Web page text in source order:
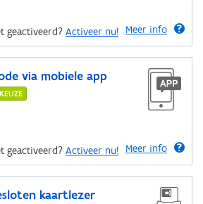
Meer info
geactiveerd? Activeer nu!
via mobiele app
Meer info
geactiveerd? Activeer nu!
kaartlezer